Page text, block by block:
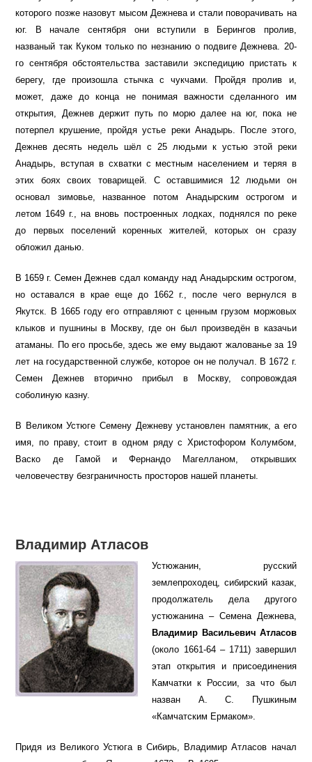
которого позже назовут мысом Дежнева и стали поворачивать на
юг. В начале сентября они вступили в Берингов пролив,
названый так Куком только по незнанию о подвиге Дежнева. 20-
го сентября обстоятельства заставили экспедицию пристать к
берегу, где произошла стычка с чукчами. Пройдя пролив и,
может, даже до конца не понимая важности сделанного им
открытия, Дежнев держит путь по морю далее на юг, пока не
потерпел крушение, пройдя устье реки Анадырь. После этого,
Дежнев десять недель шёл с 25 людьми к устью этой реки
Анадырь, вступая в схватки с местным населением и теряя в
этих боях своих товарищей. С оставшимися 12 людьми он
основал зимовье, названное потом Анадырским острогом и
летом 1649 г., на вновь построенных лодках, поднялся по реке
до первых поселений коренных жителей, которых он сразу
обложил данью.
В 1659 г. Семен Дежнев сдал команду над Анадырским острогом,
но оставался в крае еще до 1662 г., после чего вернулся в
Якутск. В 1665 году его отправляют с ценным грузом моржовых
клыков и пушнины в Москву, где он был произведён в казачьи
атаманы. По его просьбе, здесь же ему выдают жалованье за 19
лет на государственной службе, которое он не получал. В 1672 г.
Семен Дежнев вторично прибыл в Москву, сопровождая
соболиную казну.
В Великом Устюге Семену Дежневу установлен памятник, а его
имя, по праву, стоит в одном ряду с Христофором Колумбом,
Васко де Гамой и Фернандо Магелланом, открывших
человечеству безграничность просторов нашей планеты.
Владимир Атласов
Устюжанин, русский
землепроходец, сибирский казак,
продолжатель дела другого
устюжанина – Семена Дежнева,
Владимир Васильевич Атласов
(около 1661-64 – 1711) завершил
этап открытия и присоединения
Камчатки к России, за что был
назван А. С. Пушкиным
«Камчатским Ермаком».
Придя из Великого Устюга в Сибирь, Владимир Атласов начал